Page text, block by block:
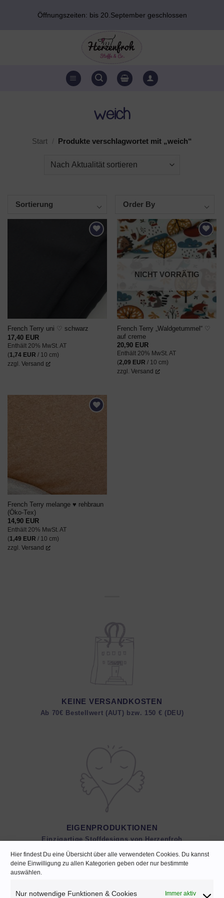
Hier findest Du eine Übersicht über alle verwendeten Cookies. Du kannst
deine Einwilligung zu allen Kategorien geben oder nur bestimmte
auswählen.
Nur notwendige Funktionen & Cookies Immer aktiv
Öffnungszeiten: bis 20.September geschlossen
weich
Start Produkte verschlagwortet mit „weich“
Sortierung Order By
French Terry uni ♡ schwarz
17,40 EUR
Enthält 20% MwSt. AT
(1,74 EUR / 10 cm)
zzgl. Versand
AUF DEN
WUNSCHZETTEL
NICHT VORRÄTIG
French Terry „Waldgetummel“ ♡
auf creme
20,90 EUR
Enthält 20% MwSt. AT
(2,09 EUR / 10 cm)
zzgl. Versand
French Terry melange ♥ rehbraun
(Öko-Tex)
14,90 EUR
Enthält 20% MwSt. AT
(1,49 EUR / 10 cm)
zzgl. Versand
KEINE VERSANDKOSTEN
Ab 70€ Bestellwert (AUT) bzw. 150 € (DEU)
EIGENPRODUKTIONEN
Einzigartige Stoffdesigns von Herzenfroh